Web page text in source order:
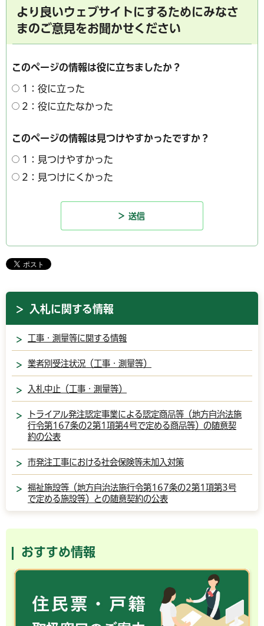
より良いウェブサイトにするためにみなさ
まのご意見をお聞かせください
このページの情報は役に立ちましたか？
1：役に立った
2：役に立たなかった
このページの情報は見つけやすかったですか？
1：見つけやすかった
2：見つけにくかった
入札に関する情報
工事・測量等に関する情報
業者別受注状況（工事・測量等）
入札中止（工事・測量等）
トライアル発注認定事業による認定商品等（地方自治法施
行令第167条の2第1項第4号で定める商品等）の随意契
約の公表
市発注工事における社会保険等未加入対策
福祉施設等（地方自治法施行令第167条の2第1項第3号
で定める施設等）との随意契約の公表
おすすめ情報